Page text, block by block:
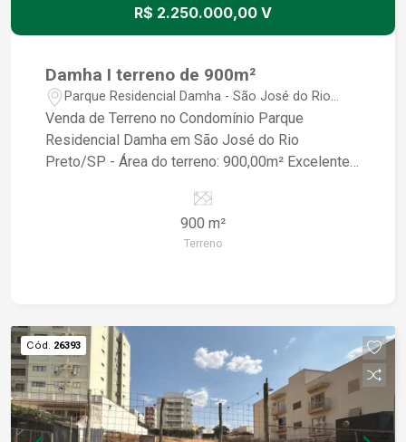
R$ 2.250.000,00 V
Damha I terreno de 900m²
Parque Residencial Damha - São José do Rio
Preto/SP
Venda de Terreno no Condomínio Parque
Residencial Damha em São José do Rio
Preto/SP - Área do terreno: 900,00m² Excelente
melhores condomínios da região! Terreno amplo
e bem localizado, pronto para construir a casa
900 m²
Terreno
Cód. 26393